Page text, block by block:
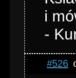
i
-
#526